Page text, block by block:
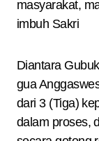
masyarakat,
imbuh Sakri
Diantara
gua
dari 3 (Tiga)
dalam proses,